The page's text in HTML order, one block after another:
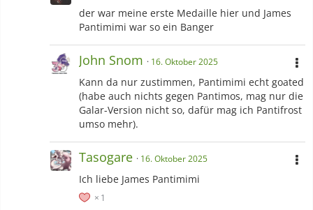
der war meine erste Medaille hier und James
Pantimimi war so ein Banger
John Snom 16. Oktober 2025
Kann da nur zustimmen, Pantimimi echt goated
(habe auch nichts gegen Pantimos, mag nur die
Galar-Version nicht so, dafür mag ich Pantifrost
umso mehr).
Tasogare 16. Oktober 2025
Ich liebe James Pantimimi
1